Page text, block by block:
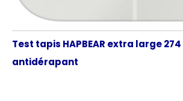
Test tapis HAPBEAR extra large
antidérapant